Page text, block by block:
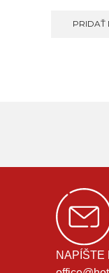
PRIDAŤ
NAPÍŠTE